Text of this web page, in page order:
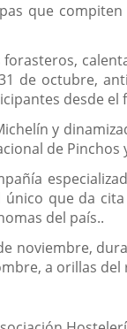
que
de octubre,
desde el
y
de Pinchos
que da
del país..
noviembre,
a orillas del